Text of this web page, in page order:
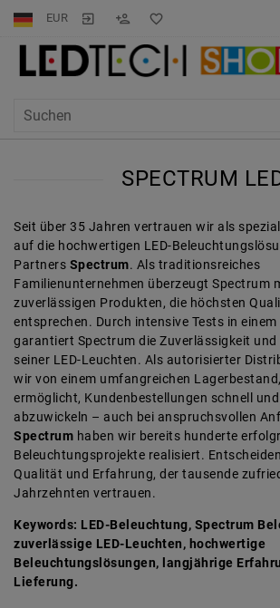
EUR
SPECTRUM
Seit über 35 Jahren vertrauen wir als
auf die hochwertigen LED-
Partners Spectrum. Als traditionsreiches
Familienunternehmen überzeugt Spectrum
zuverlässigen Produkten, die höchsten
entsprechen. Durch intensive Tests in
garantiert Spectrum die Zuverlässigkeit und
seiner LED-Leuchten. Als autorisierter
wir von einem umfangreichen
ermöglicht, Kundenbestellungen schnell
abzuwickeln – auch bei anspruchsvollen
Spectrum haben wir bereits hunderte
Beleuchtungsprojekte realisiert.
Qualität und Erfahrung, der tausende
Jahrzehnten vertrauen.
Keywords: LED-Beleuchtung, Spectrum
zuverlässige LED-Leuchten, hochwertige
Beleuchtungslösungen, langjährige
Lieferung.